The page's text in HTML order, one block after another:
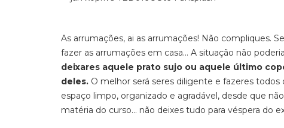
As arrumações, ai as arrumações! Não compliques.
fazer as arrumações em casa… A situação não
deixares aquele prato sujo ou aquele último
deles. O melhor será seres diligente e fazeres todos
espaço limpo, organizado e agradável, desde que
matéria do curso… não deixes tudo para véspera do